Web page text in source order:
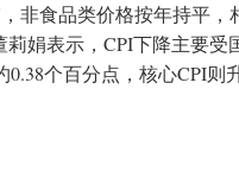
非食品类价格按年持平，
娟表示，CPI下降主要受
0.38个百分点，核心CPI则